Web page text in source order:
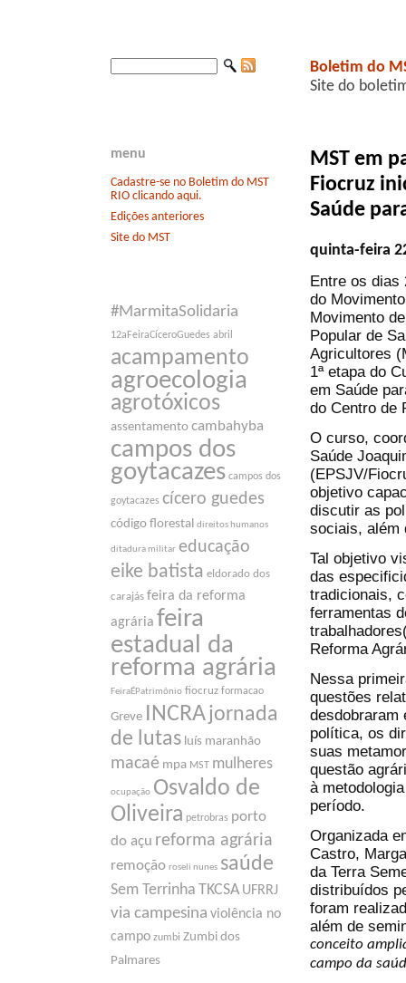
menu
Cadastre-se no Boletim do MST
RIO clicando aqui.
Edições anteriores
Site do MST
#MarmitaSolidaria
12aFeiraCíceroGuedes abril
acampamento
agroecologia
agrotóxicos
assentamento cambahyba
campos dos
goytacazes campos dos
goytacazes cícero guedes
código florestal direitos humanos
ditadura militar educação
eike batista eldorado dos
carajás feira da reforma
agrária feira
estadual da
reforma agrária
FeiraÉPatrimônio fiocruz formacao
Greve INCRA jornada
de lutas luís maranhão
macaé mpa MST mulheres
ocupação Osvaldo de
Oliveira petrobras porto
do açu reforma agrária
remoção roseli nunes saúde
Sem Terrinha TKCSA UFRRJ
via campesina violência no
campo zumbi Zumbi dos
Palmares
Boletim do
Site do
MST em
Fiocruz
Saúde
quinta-feira
Entre os dias
do
Movimento
Popular de
Agricultores
1ª etapa do
em Saúde
do Centro de
O curso,
Saúde
(EPSJV/
objetivo
discutir as
sociais, além
Tal objetivo
das
tradicionais,
ferramentas
Reforma
Nessa
questões
desdobraram
política, os
suas
questão
à
período.
Organizada
Castro,
da Terra
distribuídos
foram
além de
conceito
campo da